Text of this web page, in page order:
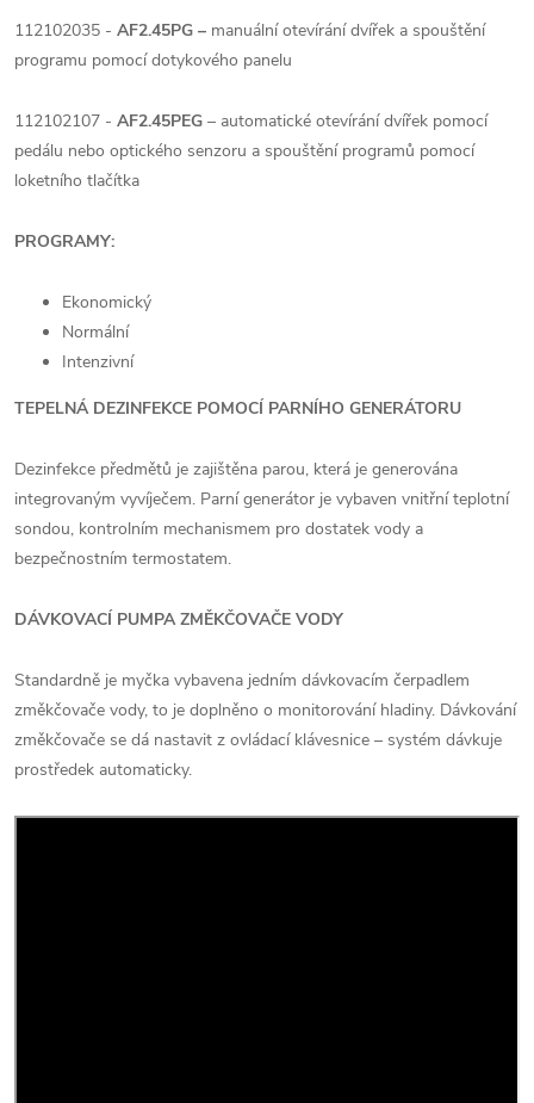
112102035 - AF2.45PG – manuální otevírání dvířek a spouštění
programu pomocí dotykového panelu
112102107 - AF2.45PEG – automatické otevírání dvířek pomocí
pedálu nebo optického senzoru a spouštění programů pomocí
loketního tlačítka
PROGRAMY:
Ekonomický
Normální
Intenzivní
TEPELNÁ DEZINFEKCE POMOCÍ PARNÍHO GENERÁTORU
Dezinfekce předmětů je zajištěna parou, která je generována
integrovaným vyvíječem. Parní generátor je vybaven vnitřní teplotní
sondou, kontrolním mechanismem pro dostatek vody a
bezpečnostním termostatem.
DÁVKOVACÍ PUMPA ZMĚKČOVAČE VODY
Standardně je myčka vybavena jedním dávkovacím čerpadlem
změkčovače vody, to je doplněno o monitorování hladiny. Dávkování
změkčovače se dá nastavit z ovládací klávesnice – systém dávkuje
prostředek automaticky.